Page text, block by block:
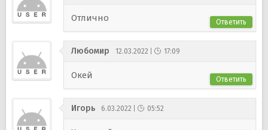
Отлично Ответить
Любомир 12.03.2022 17:09
Окей Ответить
Игорь 6.03.2022 05:52